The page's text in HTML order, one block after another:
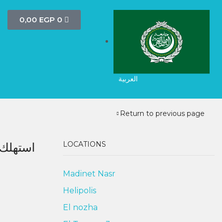
0,00 EGP 0
العربية
Return to previous page
LOCATIONS
Madinet Nasr
Helipolis
El nozha